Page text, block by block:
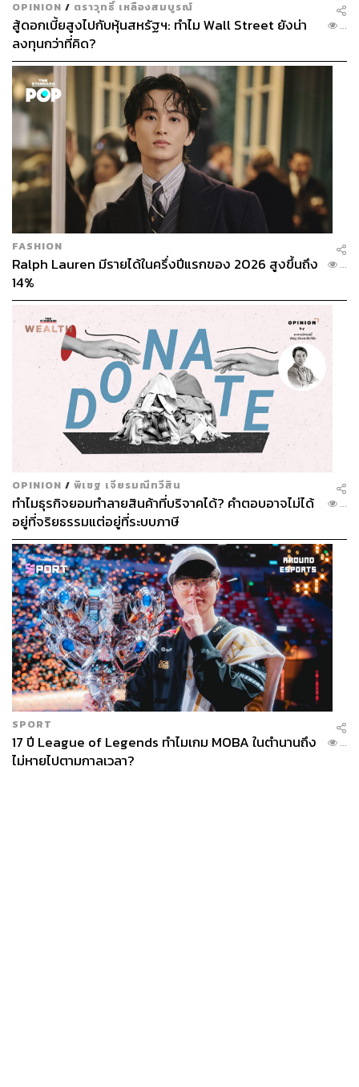
TAGS:
อุทกภัย
ภัยพิบัติ wellness
ABOUT THE AUTHOR
ภูริตา บุญล้อม
Beauty Editor | THE STANDARD LIFE
OPINION / ตราวุทธิ์ เหลืองสมบูรณ์
สู้ดอกเบี้ยสูงไปกับหุ้นสหรัฐฯ: ทำไม Wall Street ยังน่า
ลงทุนกว่าที่คิด?
...
FASHION
Ralph Lauren มีรายได้ในครึ่งปีแรกของ 2026 สูงขึ้นถึง
14%
...
OPINION / พิเชฐ เจียรมณีทวีสิน
ทำไมธุรกิจยอมทำลายสินค้าที่บริจาคได้? คำตอบอาจไม่ได้
อยู่ที่จริยธรรมแต่อยู่ที่ระบบภาษี
...
SPORT
17 ปี League of Legends ทำไมเกม MOBA ในตำนานถึง
ไม่หายไปตามกาลเวลา?
...